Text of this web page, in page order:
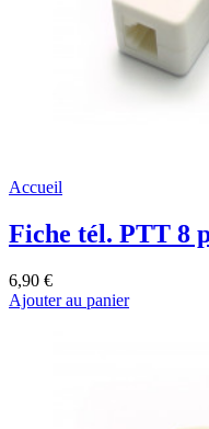
Accueil
Fiche tél. PTT 8
6,90 €
Ajouter au panier